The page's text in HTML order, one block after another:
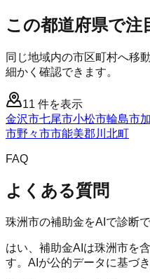
この都道府県で注
同じ地域内の市区町村へ移
細かく確認できます。
11 件を表示
金沢市七尾市小松市輪島市
市野々市市能美郡川北町
FAQ
よくある質問
珠洲市の補助金をAIで診断
はい、補助金AIは珠洲市を
す。AIが公的データに基づ